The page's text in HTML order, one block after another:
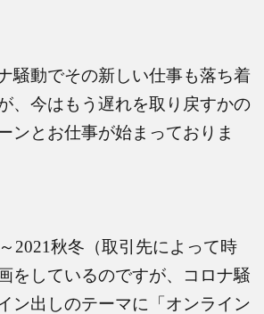
騒動でその新しい仕事も落ち着
、今はもう遅れを取り戻すかの
ンとお仕事が始まっておりま
2021秋冬（取引先によって時
をしているのですが、コロナ騒
ン出しのテーマに「オンライン